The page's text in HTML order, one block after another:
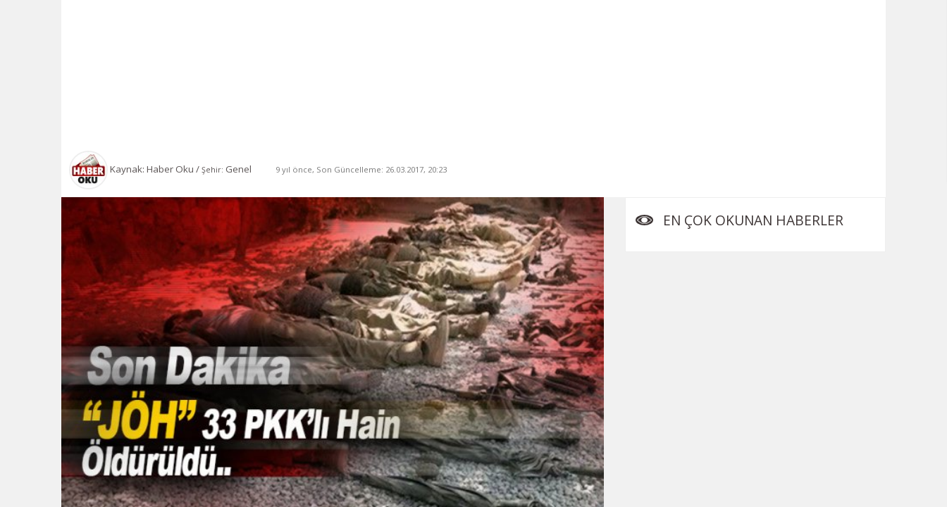
Kaynak: Haber Oku /Şehir: Genel 9 yıl önce, Son Güncelleme: 26.03.2017, 20:23
EN ÇOK OKUNAN HABERLER